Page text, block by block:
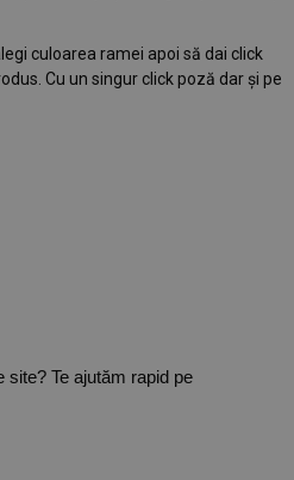
culoarea ramei apoi să dai click
Cu un singur click poză dar și pe
Te ajutăm rapid pe